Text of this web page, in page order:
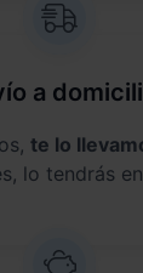
a
te lo
lo tendrás